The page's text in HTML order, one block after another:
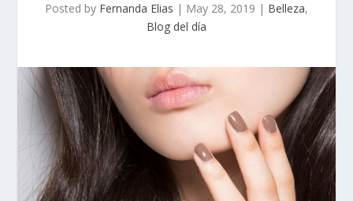
Posted by Fernanda Elias | May 28, 2019 | Belleza,
Blog del día